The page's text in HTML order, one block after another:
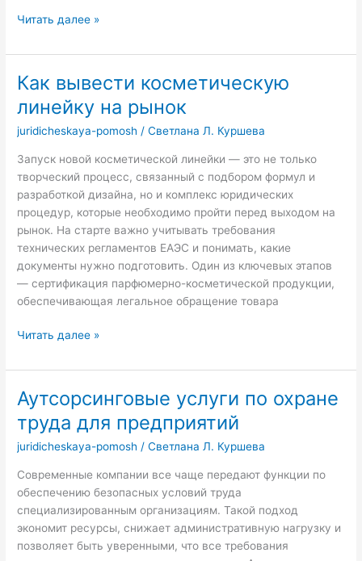
Банкротство
СПб:
что
делать,
чтобы
суд
оставил
с
долгами
Читать далее »
Как вывести косметическую
линейку на рынок
juridicheskaya-pomosh /Светлана Л. Куршева
Запуск новой косметической линейки — это не только
творческий процесс, связанный с подбором формул и
разработкой дизайна, но и комплекс юридических
процедур, которые необходимо пройти перед выходом на
рынок. На старте важно учитывать требования
технических регламентов ЕАЭС и понимать, какие
документы нужно подготовить. Один из ключевых этапов
— сертификация парфюмерно-косметической продукции,
обеспечивающая легальное обращение товара
Как
косметическую
на
рынок
Читать далее »
Аутсорсинговые услуги по охране
труда для предприятий
juridicheskaya-pomosh /Светлана Л. Куршева
Современные компании все чаще передают функции по
обеспечению безопасных условий труда
специализированным организациям. Такой подход
экономит ресурсы, снижает административную нагрузку и
позволяет быть уверенными, что все требования